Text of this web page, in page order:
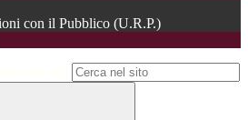
con il Pubblico (U.R.P.)